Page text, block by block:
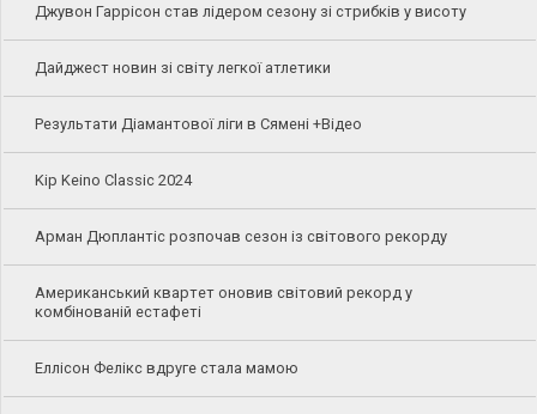
Джувон Гаррісон став лідером сезону зі стрибків у висоту
Дайджест новин зі світу легкої атлетики
Результати Діамантової ліги в Сямені +Відео
Kip Keino Classic 2024
Арман Дюплантіс розпочав сезон із світового рекорду
Американський квартет оновив світовий рекорд у
комбінованій естафеті
Еллісон Фелікс вдруге стала мамою